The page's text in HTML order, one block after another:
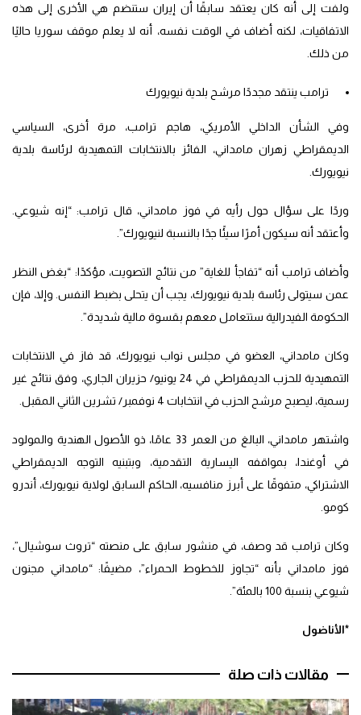
ولفت إلى أنه كان يعتقد سابقًا أن إيران ستنضم هي الأخرى إلى هذه
الاتفاقيات، لكنه أضاف في الوقت نفسه، أنه لا يعلم موقف سوريا حاليًا
من ذلك.
ترامب ينتقد مجددًا مرشح بلدية نيويورك
وفي الشأن الداخلي الأمريكي، هاجم ترامب، مرة أخرى، السياسي
الديمقراطي زهران مامداني، الفائز بالانتخابات التمهيدية لرئاسة بلدية
نيويورك.
وردًا على سؤال حول رأيه في فوز مامداني، قال ترامب: “إنه شيوعي.
وأعتقد أنه سيكون أمرًا سيئًا جدًا بالنسبة لنيويورك”.
وأضاف ترامب أنه “تفاجأ للغاية” من نتائج التصويت، مؤكدًا: “بغض النظر
عمن سيتولى رئاسة بلدية نيويورك، يجب أن يتحلى بضبط النفس. وإلا، فإن
الحكومة الفيدرالية ستتعامل معهم بقسوة مالية شديدة”.
وكان مامداني، العضو في مجلس نواب نيويورك، قد فاز في الانتخابات
التمهيدية للحزب الديمقراطي في 24 يونيو/ حزيران الجاري، وفق نتائج غير
رسمية، ليصبح مرشح الحزب في انتخابات 4 نوفمبر/ تشرين الثاني المقبل.
واشتهر مامداني، البالغ من العمر 33 عامًا، ذو الأصول الهندية والمولود
في أوغندا، بمواقفه اليسارية التقدمية، وبتبنيه التوجه الديمقراطي
الاشتراكي، متفوقًا على أبرز منافسيه، الحاكم السابق لولاية نيويورك، أندرو
كومو.
وكان ترامب قد وصف، في منشور سابق على منصته “تروث سوشيال”،
فوز مامداني بأنه “تجاوز للخطوط الحمراء”، مضيفًا: “مامداني مجنون
شيوعي بنسبة 100 بالمئة”.
*الأناضول
مقالات ذات صلة